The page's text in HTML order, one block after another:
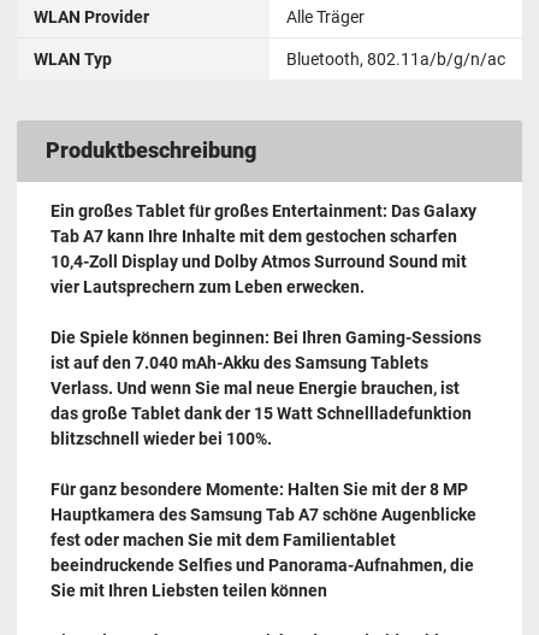
WLAN Provider ‎Alle Träger
WLAN Typ Bluetooth, 802.11a/b/g/n/ac
Produktbeschreibung
Ein großes Tablet für großes Entertainment: Das Galaxy
Tab A7 kann Ihre Inhalte mit dem gestochen scharfen
10,4-Zoll Display und Dolby Atmos Surround Sound mit
vier Lautsprechern zum Leben erwecken.
Die Spiele können beginnen: Bei Ihren Gaming-Sessions
ist auf den 7.040 mAh-Akku des Samsung Tablets
Verlass. Und wenn Sie mal neue Energie brauchen, ist
das große Tablet dank der 15 Watt Schnellladefunktion
blitzschnell wieder bei 100%.
Für ganz besondere Momente: Halten Sie mit der 8 MP
Hauptkamera des Samsung Tab A7 schöne Augenblicke
fest oder machen Sie mit dem Familientablet
beeindruckende Selfies und Panorama-Aufnahmen, die
Sie mit Ihren Liebsten teilen können